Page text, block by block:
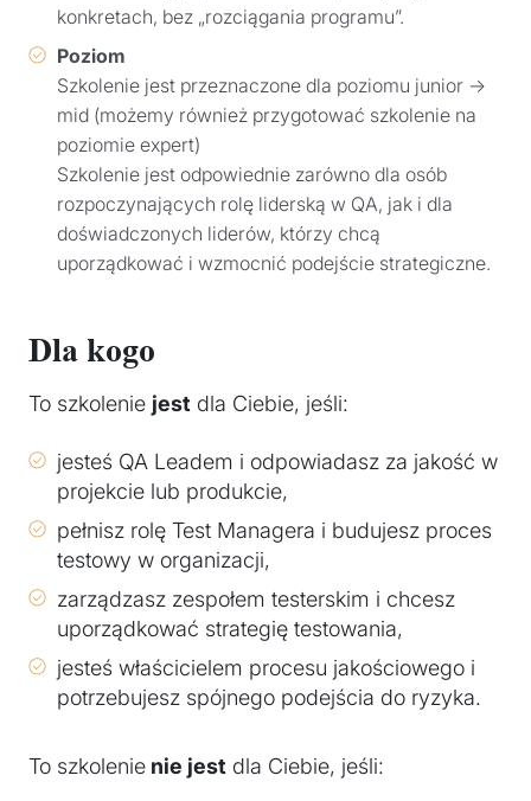
konkretach, bez „rozciągania programu”.
Poziom
Szkolenie jest przeznaczone dla poziomu junior →
mid (możemy również przygotować szkolenie na
poziomie expert)
Szkolenie jest odpowiednie zarówno dla osób
rozpoczynających rolę liderską w QA, jak i dla
doświadczonych liderów, którzy chcą
uporządkować i wzmocnić podejście strategiczne.
Dla kogo
To szkolenie jest dla Ciebie, jeśli:
jesteś QA Leadem i odpowiadasz za jakość w
projekcie lub produkcie,
pełnisz rolę Test Managera i budujesz proces
testowy w organizacji,
zarządzasz zespołem testerskim i chcesz
uporządkować strategię testowania,
jesteś właścicielem procesu jakościowego i
potrzebujesz spójnego podejścia do ryzyka.
To szkolenie nie jest dla Ciebie, jeśli: